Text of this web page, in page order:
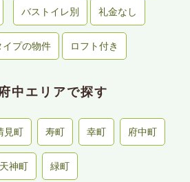
バストイレ別 礼金なし
イプの物件 ロフト付き
府中エリアで探す
見町 寿町 幸町 府中町
天神町 緑町